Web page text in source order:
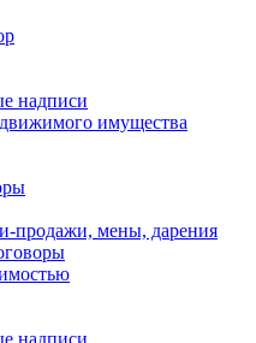
надписи
имущества
продажи, мены, дарения